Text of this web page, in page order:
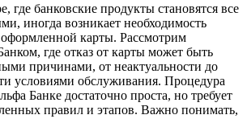
где банковские продукты становятся все
иногда возникает необходимость
оформленной карты. Рассмотрим
где отказ от карты может быть
причинами, от неактуальности до
условиями обслуживания. Процедура
Банке достаточно проста, но требует
правил и этапов. Важно понимать,